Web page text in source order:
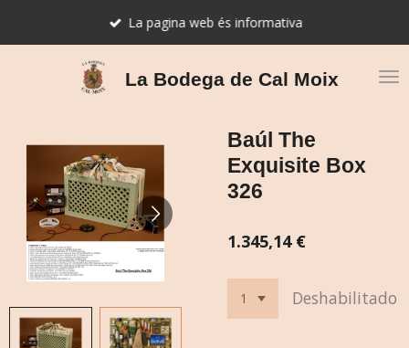
La Bodega de Cal Moix
La pagina web és informativa
Baúl The
Exquisite Box
326
1.345,14 €
Deshabilitado